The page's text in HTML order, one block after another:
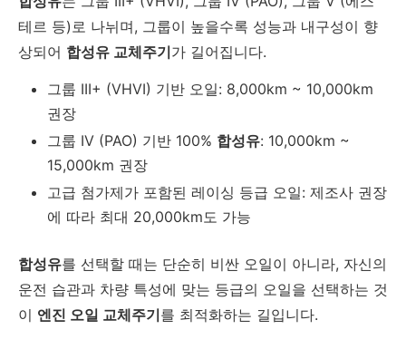
테르 등)로 나뉘며, 그룹이 높을수록 성능과 내구성이 향
상되어 합성유 교체주기가 길어집니다.
그룹 III+ (VHVI) 기반 오일: 8,000km ~ 10,000km
권장
그룹 IV (PAO) 기반 100% 합성유: 10,000km ~
15,000km 권장
고급 첨가제가 포함된 레이싱 등급 오일: 제조사 권장
에 따라 최대 20,000km도 가능
합성유를 선택할 때는 단순히 비싼 오일이 아니라, 자신의
운전 습관과 차량 특성에 맞는 등급의 오일을 선택하는 것
이 엔진 오일 교체주기를 최적화하는 길입니다.